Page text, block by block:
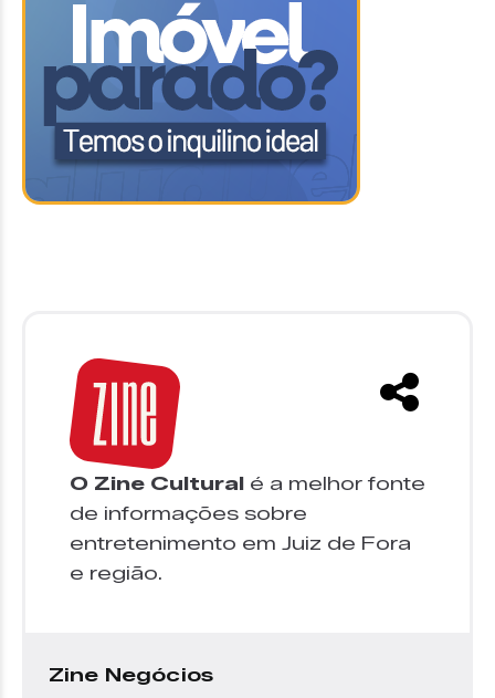
O Zine Cultural é a melhor fonte
de informações sobre
entretenimento em Juiz de Fora
e região.
Zine Negócios